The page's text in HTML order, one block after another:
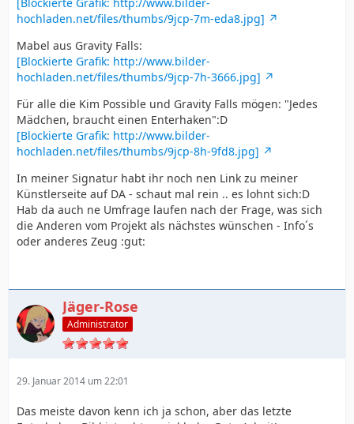
hochladen.net/files/thumbs/9jcp-7m-eda8.jpg]
Mabel aus Gravity Falls:
[Blockierte Grafik: http://www.bilder-
hochladen.net/files/thumbs/9jcp-7h-3666.jpg]
Für alle die Kim Possible und Gravity Falls mögen: "Jedes
Mädchen, braucht einen Enterhaken":D
[Blockierte Grafik: http://www.bilder-
hochladen.net/files/thumbs/9jcp-8h-9fd8.jpg]
In meiner Signatur habt ihr noch nen Link zu meiner
Künstlerseite auf DA - schaut mal rein .. es lohnt sich:D
Hab da auch ne Umfrage laufen nach der Frage, was sich
die Anderen vom Projekt als nächstes wünschen - Info´s
oder anderes Zeug :gut:
Jäger-Rose
Administrator
29. Januar 2014 um 22:01
Das meiste davon kenn ich ja schon, aber das letzte